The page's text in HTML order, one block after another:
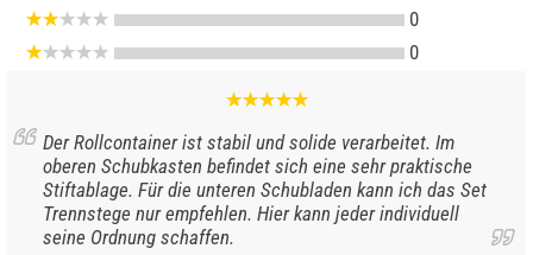
0
0
Der Rollcontainer ist stabil und solide verarbeitet. Im
oberen Schubkasten befindet sich eine sehr praktische
Stiftablage. Für die unteren Schubladen kann ich das Set
Trennstege nur empfehlen. Hier kann jeder individuell
seine Ordnung schaffen.